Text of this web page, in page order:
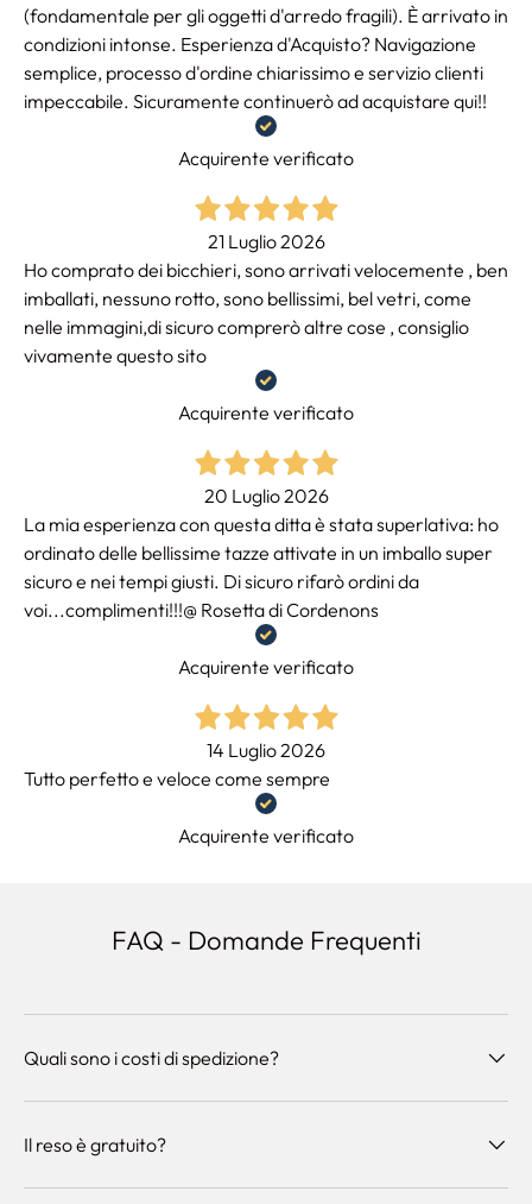
(fondamentale per gli oggetti d'arredo fragili). È arrivato in
condizioni intonse. Esperienza d'Acquisto? Navigazione
semplice, processo d'ordine chiarissimo e servizio clienti
impeccabile. Sicuramente continuerò ad acquistare qui!!
Acquirente verificato
21 Luglio 2026
Ho comprato dei bicchieri, sono arrivati velocemente , ben
imballati, nessuno rotto, sono bellissimi, bel vetri, come
nelle immagini,di sicuro comprerò altre cose , consiglio
vivamente questo sito
Acquirente verificato
20 Luglio 2026
La mia esperienza con questa ditta è stata superlativa: ho
ordinato delle bellissime tazze attivate in un imballo super
sicuro e nei tempi giusti. Di sicuro rifarò ordini da
voi...complimenti!!!@ Rosetta di Cordenons
Acquirente verificato
14 Luglio 2026
Tutto perfetto e veloce come sempre
Acquirente verificato
FAQ - Domande Frequenti
Quali sono i costi di spedizione?
Il reso è gratuito?